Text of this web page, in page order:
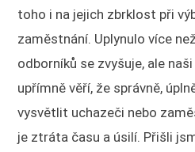
toho i na jejich zbrklost při
zaměstnání. Uplynulo více
odborníků se zvyšuje, ale
upřímně věří, že správně,
vysvětlit uchazeči nebo
je ztráta času a úsilí. Přišli